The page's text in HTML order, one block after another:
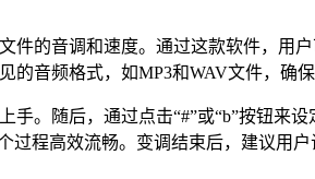
件的音调和速度。通过这款软件，用
音频格式，如MP3和WAV文件，确
。随后，通过点击“#”或“b”按钮来
程高效流畅。变调结束后，建议用